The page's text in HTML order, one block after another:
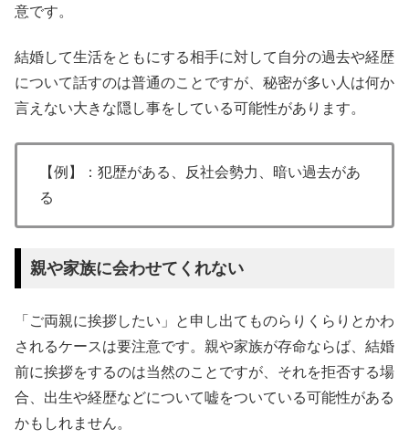
意です。
結婚して生活をともにする相手に対して自分の過去や経歴
について話すのは普通のことですが、秘密が多い人は何か
言えない大きな隠し事をしている可能性があります。
【例】：犯歴がある、反社会勢力、暗い過去があ
る
親や家族に会わせてくれない
「ご両親に挨拶したい」と申し出てものらりくらりとかわ
されるケースは要注意です。親や家族が存命ならば、結婚
前に挨拶をするのは当然のことですが、それを拒否する場
合、出生や経歴などについて嘘をついている可能性がある
かもしれません。